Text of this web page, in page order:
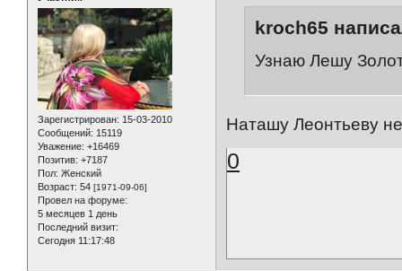
Зарегистрирован: 15-03-2010
Сообщений: 15119
Уважение: +16469
Позитив: +7187
Пол: Женский
Возраст: 54 [1971-09-06]
Провел на форуме:
5 месяцев 1 день
Последний визит:
Сегодня 11:17:48
kroch65
Узнаю Лешу
Наташу Леонтьеву
0